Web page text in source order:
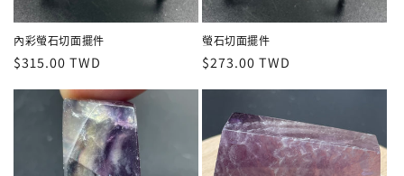
內彩螢石切面擺件
定
價
$315.00 TWD
螢石切面擺件
定
價
$273.00 TWD